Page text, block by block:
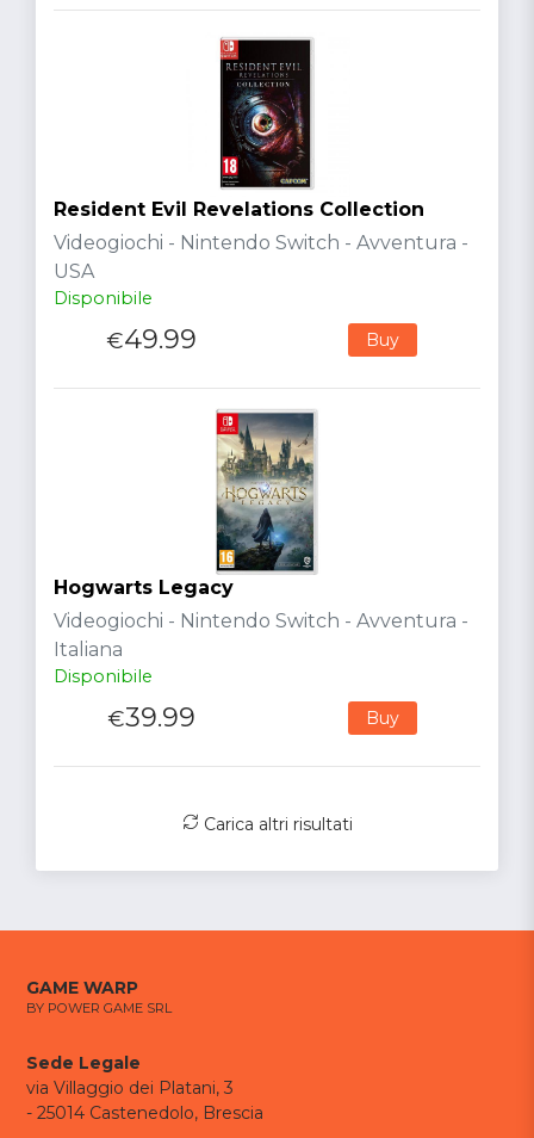
Resident Evil Revelations Collection
Videogiochi - Nintendo Switch - Avventura -
USA
Disponibile
€49.99 Buy
Hogwarts Legacy
Videogiochi - Nintendo Switch - Avventura -
Italiana
Disponibile
€39.99 Buy
Carica altri risultati
GAME WARP
BY POWER GAME SRL
Sede Legale
via Villaggio dei Platani, 3
- 25014 Castenedolo, Brescia